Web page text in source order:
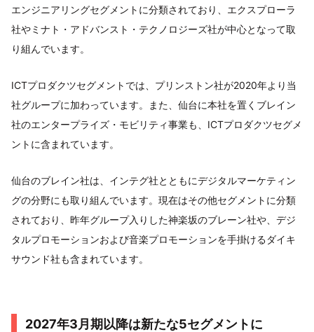
エンジニアリングセグメントに分類されており、エクスプローラ
社やミナト・アドバンスト・テクノロジーズ社が中心となって取
り組んでいます。
ICTプロダクツセグメントでは、プリンストン社が2020年より当
社グループに加わっています。また、仙台に本社を置くブレイン
社のエンタープライズ・モビリティ事業も、ICTプロダクツセグメ
ントに含まれています。
仙台のブレイン社は、インテグ社とともにデジタルマーケティン
グの分野にも取り組んでいます。現在はその他セグメントに分類
されており、昨年グループ入りした神楽坂のブレーン社や、デジ
タルプロモーションおよび音楽プロモーションを手掛けるダイキ
サウンド社も含まれています。
2027年3月期以降は新たな5セグメントに